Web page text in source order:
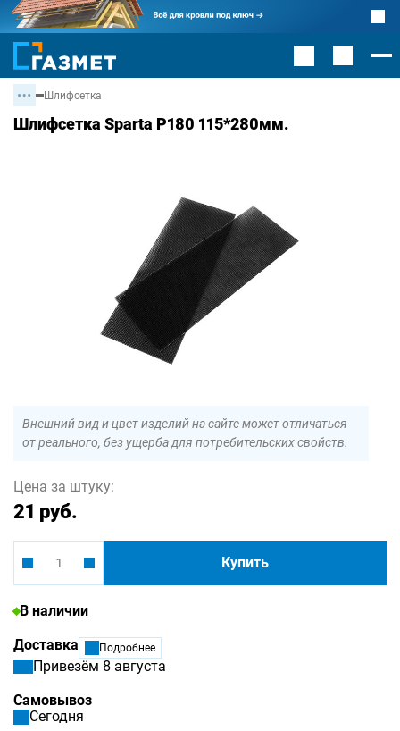
Шлифсетка
Шлифсетка Sparta Р180 115*280мм.
Внешний вид и цвет изделий на сайте может отличаться
от реального, без ущерба для потребительских свойств.
Цена за штуку:
21 руб.
Купить
В наличии
Доставка
Подробнее
Привезём 8 августа
Самовывоз
Сегодня